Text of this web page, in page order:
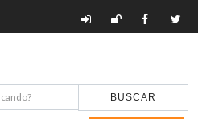
BUSCAR